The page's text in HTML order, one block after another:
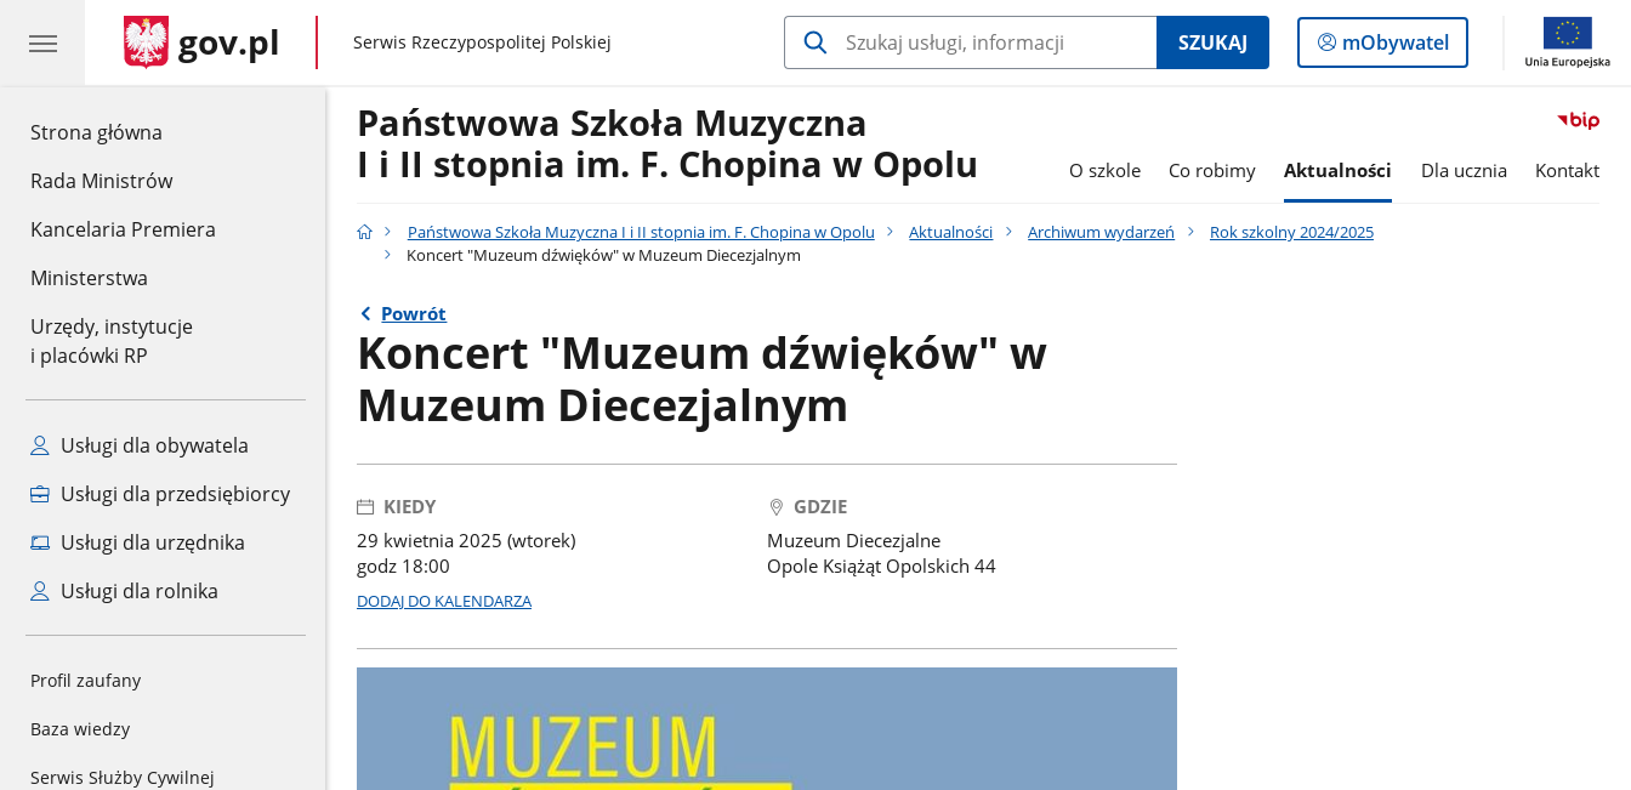
Strona główna
Rada Ministrów
Kancelaria Premiera
Ministerstwa
Urzędy, instytucje
i placówki RP
Usługi dla obywatela
Usługi dla przedsiębiorcy
Usługi dla urzędnika
Usługi dla rolnika
Profil zaufany
Baza wiedzy
Serwis Służby Cywilnej
gov.pl gov.pl
Serwis Rzeczypospolitej Polskiej SZUKAJ
Logowanie
do
mObywatel
Państwowa Szkoła Muzyczna
I i II stopnia im. F. Chopina w Opolu
O szkole Co robimy Aktualności Dla ucznia Kontakt
Państwowa Szkoła Muzyczna I i II stopnia im. F. Chopina w Opolu Aktualności Archiwum wydarzeń
Rok szkolny 2024/2025
Koncert "Muzeum dźwięków" w Muzeum Diecezjalnym
Powrót
Koncert "Muzeum dźwięków" w
Muzeum Diecezjalnym
KIEDY
29 kwietnia 2025 (wtorek)
godz 18:00
DODAJ DO KALENDARZA
GDZIE
Muzeum Diecezjalne
Opole Książąt Opolskich 44